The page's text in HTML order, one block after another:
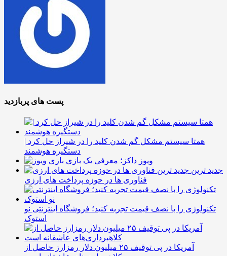
پست های پربازدید
همتا سیستم مشکل گم شدن کلید را در شیراز حل کرد |
دستگیره هوشمند
ویوز داکز؛ معرفی یک بازی
جدید ترین
فناوری ها در حوزه پرداخت های ارزی
تکنولوژی را با نصف قیمت تجربه کنید؛ فروشگاه اینترنتی نو
استوک
آمریکا در پی توقیف ۲۵ میلیون دلار رمزارز حاصل از